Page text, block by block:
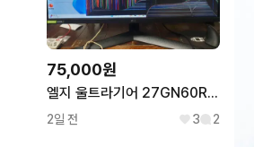
75,000원
엘지 울트라기어 27GN60R 모니터 부품용
2일 전 3 2